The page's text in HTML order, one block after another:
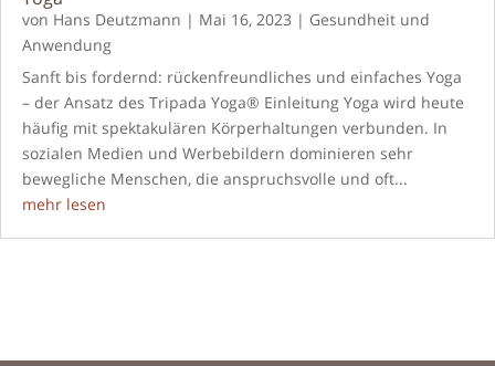
von Hans Deutzmann | Mai 16, 2023 | Gesundheit und
Anwendung
Sanft bis fordernd: rückenfreundliches und einfaches Yoga
– der Ansatz des Tripada Yoga® Einleitung Yoga wird heute
häufig mit spektakulären Körperhaltungen verbunden. In
sozialen Medien und Werbebildern dominieren sehr
bewegliche Menschen, die anspruchsvolle und oft...
mehr lesen